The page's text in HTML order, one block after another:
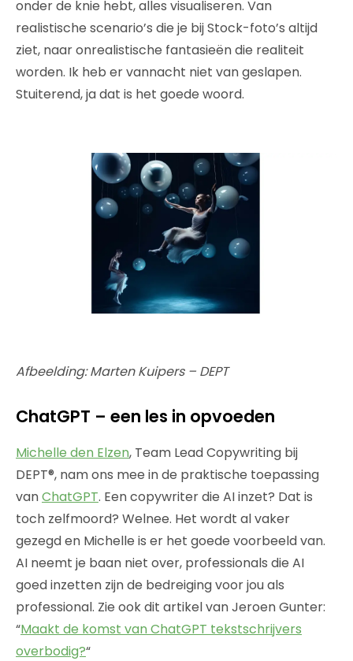
onder de knie hebt, alles visualiseren. Van
realistische scenario’s die je bij Stock-foto’s altijd
ziet, naar onrealistische fantasieën die realiteit
worden. Ik heb er vannacht niet van geslapen.
Stuiterend, ja dat is het goede woord.
Afbeelding: Marten Kuipers – DEPT
ChatGPT – een les in opvoeden
Michelle den Elzen, Team Lead Copywriting bij
DEPT®, nam ons mee in de praktische toepassing
vanChatGPT. Een copywriter die AI inzet? Dat is
toch zelfmoord? Welnee. Het wordt al vaker
gezegd en Michelle is er het goede voorbeeld van.
AI neemt je baan niet over, professionals die AI
goed inzetten zijn de bedreiging voor jou als
professional. Zie ook dit artikel van Jeroen Gunter:
“Maakt de komst van ChatGPT tekstschrijvers
overbodig?“